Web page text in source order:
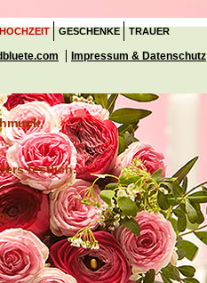
Impressum & Datenschutz
festlich.
HOCHZEIT GESCHENKE TRAUER